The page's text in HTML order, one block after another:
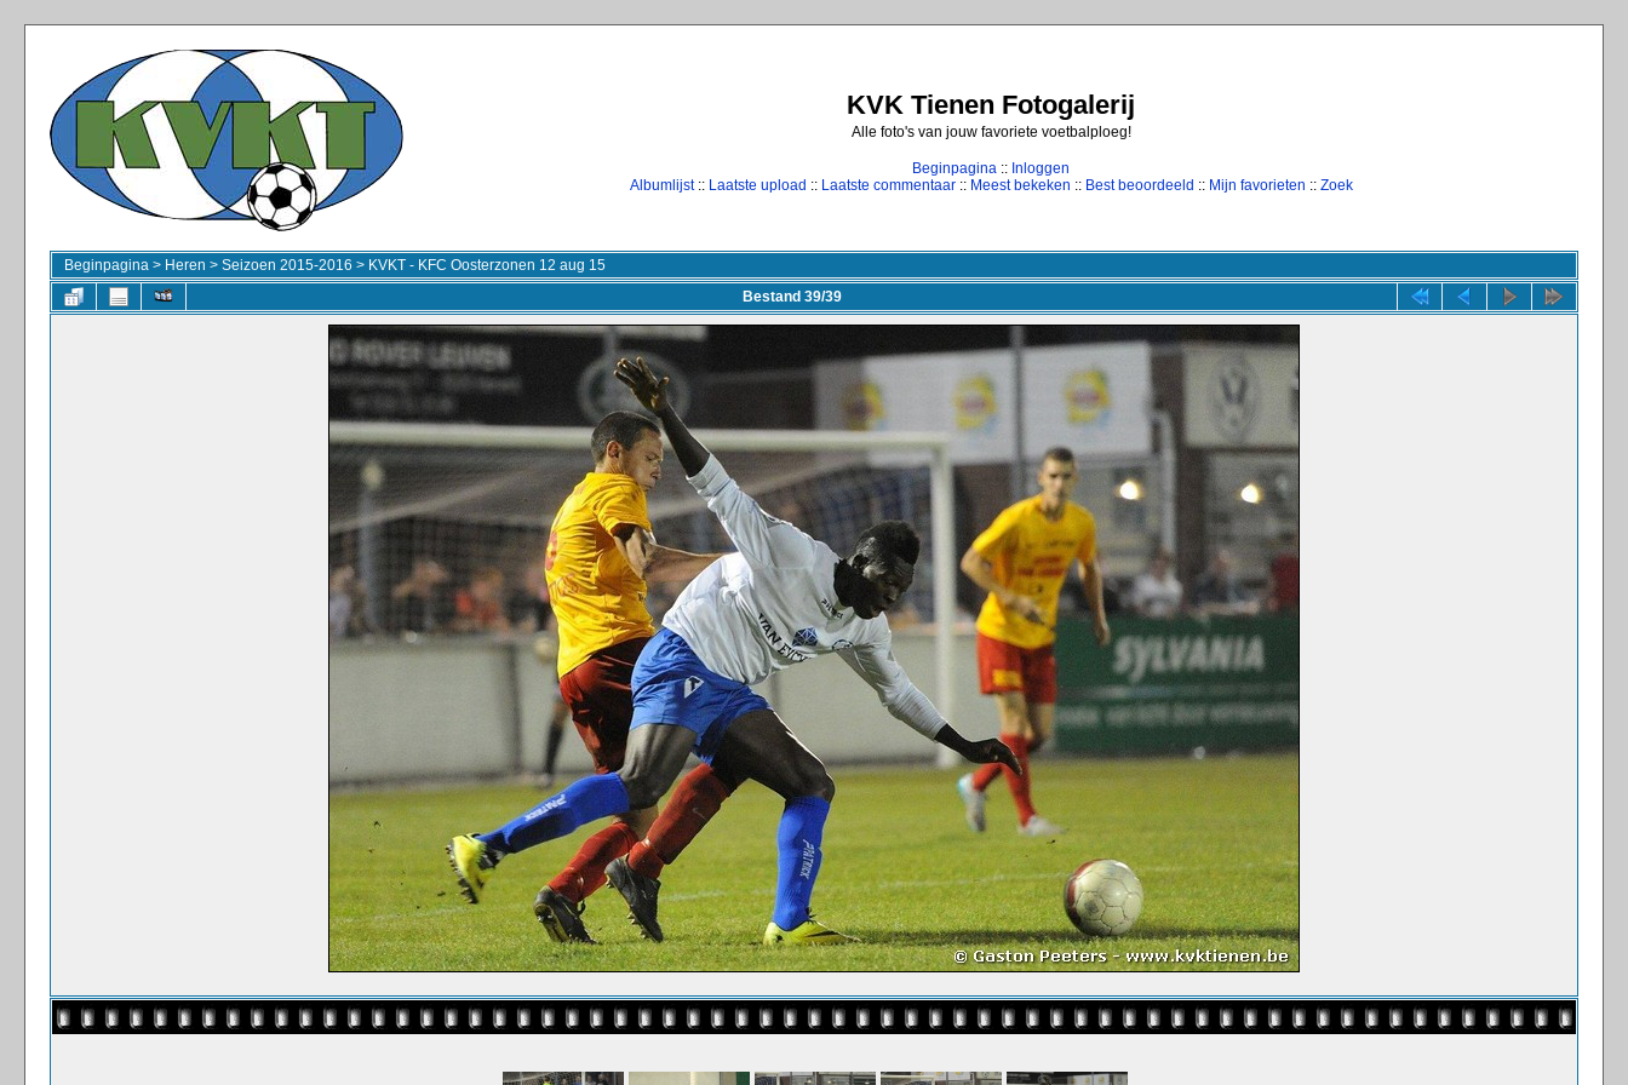
KVK Tienen Fotogalerij
Alle foto's van jouw favoriete voetbalploeg!
Beginpagina :: Inloggen
Albumlijst:: Laatste upload :: Laatste commentaar:: Meest bekeken :: Best beoordeeld :: Mijn favorieten :: Zoek
Beginpagina > Heren > Seizoen 2015-2016 > KVKT - KFC Oosterzonen 12 aug 15
Bestand 39/39